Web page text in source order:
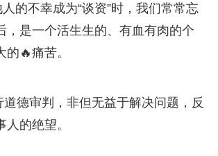
人的不幸成为“谈资”时，我们常常忘
，是一个活生生的、有血有肉的个
🔥痛苦。
道德审判，非但无益于解决问题，反
的绝望。